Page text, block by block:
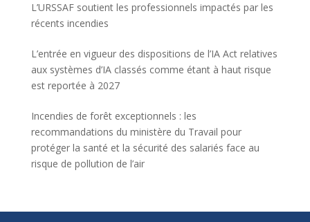
L’URSSAF soutient les professionnels impactés par les
récents incendies
L’entrée en vigueur des dispositions de l’IA Act relatives
aux systèmes d’IA classés comme étant à haut risque
est reportée à 2027
Incendies de forêt exceptionnels : les
recommandations du ministère du Travail pour
protéger la santé et la sécurité des salariés face au
risque de pollution de l’air